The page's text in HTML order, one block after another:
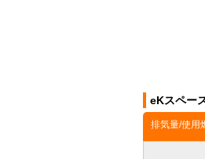
eKスペー
排気量/使用